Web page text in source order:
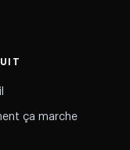
ça marche